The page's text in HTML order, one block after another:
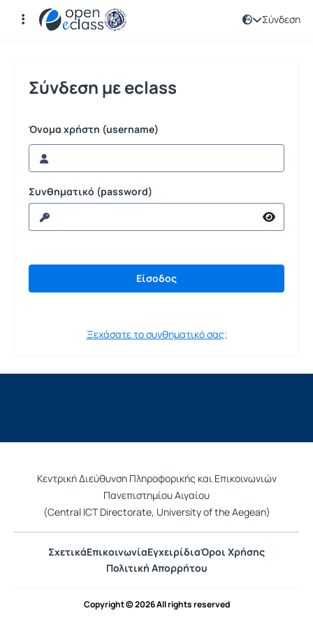
Σύνδεση
Σύνδεση
Σύνδεση με eclass
Όνομα χρήστη (username)
Συνθηματικό (password)
Ξεχάσατε το συνθηματικό σας;
Κεντρική Διεύθυνση Πληροφορικής και Επικοινωνιών
Πανεπιστημίου Αιγαίου
(Central ICT Directorate, University of the Aegean)
ΣχετικάΕπικοινωνίαΕγχειρίδιαΌροι Χρήσης
Πολιτική Απορρήτου
Copyright © 2026 All rights reserved